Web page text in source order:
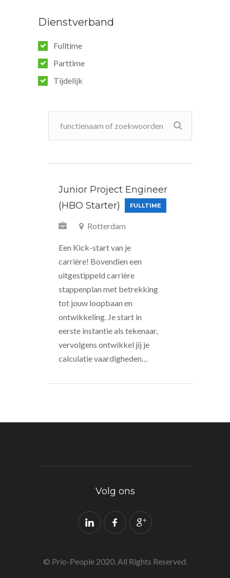
Dienstverband
Fulltime
Parttime
Tijdelijk
Junior Project Engineer
(HBO Starter)
FULLTIME
Rotterdam
Een Kick-start van je
carrière! Bovendien een
uitgestippeld carrière
stappenplan met betrekking
tot jouw loopbaan en
ontwikkeling. Je start in
eerste instantie als tekenaar,
vervolgens ontwikkel jij je
calculatie vaardigheden…
Volg ons
© Prio-People 2020. All Rights Reserved.